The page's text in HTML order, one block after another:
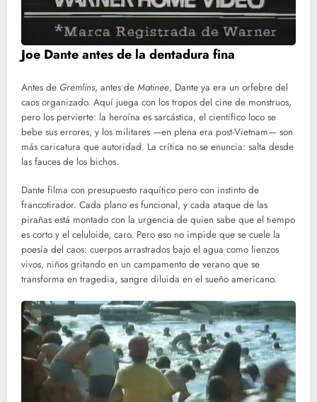
Joe Dante antes de la dentadura fina
Antes de Gremlins, antes de Matinee, Dante ya era un orfebre del
caos organizado. Aquí juega con los tropos del cine de monstruos,
pero los pervierte: la heroína es sarcástica, el científico loco se
bebe sus errores, y los militares —en plena era post-Vietnam— son
más caricatura que autoridad. La crítica no se enuncia: salta desde
las fauces de los bichos.
Dante filma con presupuesto raquítico pero con instinto de
francotirador. Cada plano es funcional, y cada ataque de las
pirañas está montado con la urgencia de quien sabe que el tiempo
es corto y el celuloide, caro. Pero eso no impide que se cuele la
poesía del caos: cuerpos arrastrados bajo el agua como lienzos
vivos, niños gritando en un campamento de verano que se
transforma en tragedia, sangre diluida en el sueño americano.